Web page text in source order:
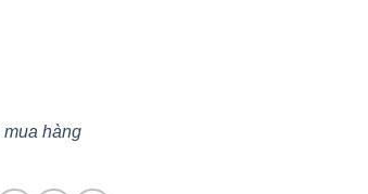
hàng